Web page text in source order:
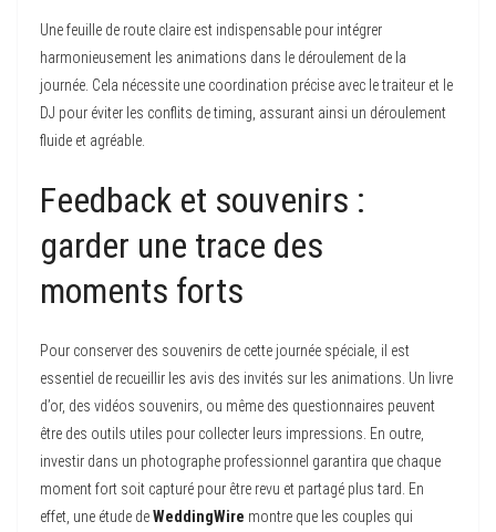
Une feuille de route claire est indispensable pour intégrer
harmonieusement les animations dans le déroulement de la
journée. Cela nécessite une coordination précise avec le traiteur et le
DJ pour éviter les conflits de timing, assurant ainsi un déroulement
fluide et agréable.
Feedback et souvenirs :
garder une trace des
moments forts
Pour conserver des souvenirs de cette journée spéciale, il est
essentiel de recueillir les avis des invités sur les animations. Un livre
d’or, des vidéos souvenirs, ou même des questionnaires peuvent
être des outils utiles pour collecter leurs impressions. En outre,
investir dans un photographe professionnel garantira que chaque
moment fort soit capturé pour être revu et partagé plus tard. En
effet, une étude deWeddingWire montre que les couples qui